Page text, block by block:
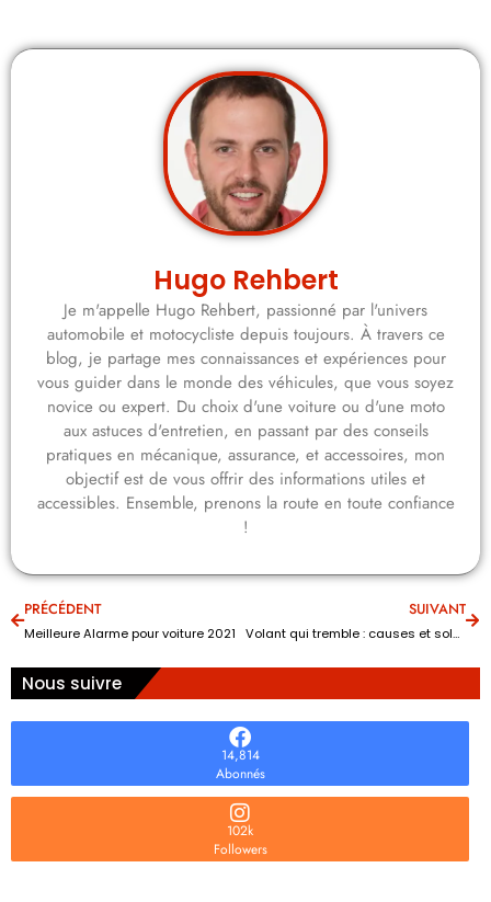
Hugo Rehbert
Je m'appelle Hugo Rehbert, passionné par l'univers
automobile et motocycliste depuis toujours. À travers ce
blog, je partage mes connaissances et expériences pour
vous guider dans le monde des véhicules, que vous soyez
novice ou expert. Du choix d'une voiture ou d'une moto
aux astuces d'entretien, en passant par des conseils
pratiques en mécanique, assurance, et accessoires, mon
objectif est de vous offrir des informations utiles et
accessibles. Ensemble, prenons la route en toute confiance
!
PRÉCÉDENT
Meilleure Alarme pour voiture 2021
SUIVANT
Volant qui tremble : causes et solutions
Nous suivre
14,814
Abonnés
102k
Followers